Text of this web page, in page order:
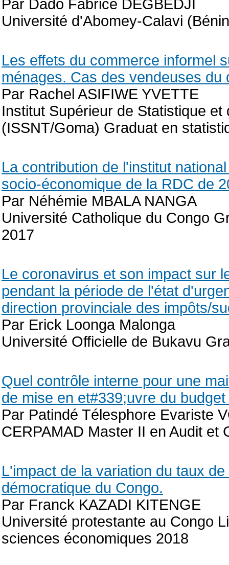
Par Dado Fabrice DEGBEDJI
Université d'Abomey-Calavi
Les effets du commerce informel
ménages. Cas des vendeuses du
Par Rachel ASIFIWE YVETTE
Institut Supérieur de Statistique
(ISSNT/Goma) Graduat en
La contribution de l'institut
socio-économique de la RDC de
Par Néhémie MBALA NANGA
Université Catholique du Congo
2017
Le coronavirus et son impact sur
pendant la période de l'état
direction provinciale des impôts/
Par Erick Loonga Malonga
Université Officielle de Bukavu
Quel contrôle interne pour une
de mise en et#339;uvre du
Par Patindé Télesphore Evariste
CERPAMAD Master II en Audit et
L'impact de la variation du taux
démocratique du Congo.
Par Franck KAZADI KITENGE
Université protestante au Congo
sciences économiques 2018